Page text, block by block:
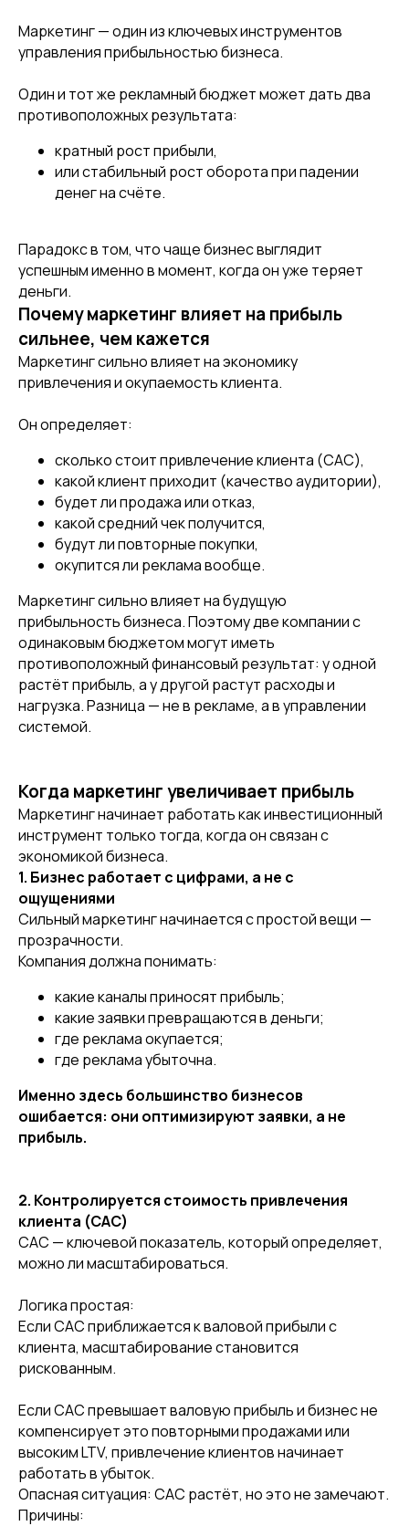
Маркетинг — один из ключевых инструментов
управления прибыльностью бизнеса.
Один и тот же рекламный бюджет может дать два
противоположных результата:
кратный рост прибыли,
или стабильный рост оборота при падении
денег на счёте.
Парадокс в том, что чаще бизнес выглядит
успешным именно в момент, когда он уже теряет
деньги.
Почему маркетинг влияет на прибыль
сильнее, чем кажется
Маркетинг сильно влияет на экономику
привлечения и окупаемость клиента.
Он определяет:
сколько стоит привлечение клиента (CAC),
какой клиент приходит (качество аудитории),
будет ли продажа или отказ,
какой средний чек получится,
будут ли повторные покупки,
окупится ли реклама вообще.
Маркетинг сильно влияет на будущую
прибыльность бизнеса. Поэтому две компании с
одинаковым бюджетом могут иметь
противоположный финансовый результат: у одной
растёт прибыль, а у другой растут расходы и
нагрузка. Разница — не в рекламе, а в управлении
системой.
Когда маркетинг увеличивает прибыль
Маркетинг начинает работать как инвестиционный
инструмент только тогда, когда он связан с
экономикой бизнеса.
1. Бизнес работает с цифрами, а не с
ощущениями
Сильный маркетинг начинается с простой вещи —
прозрачности.
Компания должна понимать:
какие каналы приносят прибыль;
какие заявки превращаются в деньги;
где реклама окупается;
где реклама убыточна.
Именно здесь большинство бизнесов
ошибается: они оптимизируют заявки, а не
прибыль.
2. Контролируется стоимость привлечения
клиента (CAC)
CAC — ключевой показатель, который определяет,
можно ли масштабироваться.
Логика простая:
Если CAC приближается к валовой прибыли с
клиента, масштабирование становится
рискованным.
Если CAC превышает валовую прибыль и бизнес не
компенсирует это повторными продажами или
высоким LTV, привлечение клиентов начинает
работать в убыток.
Опасная ситуация: CAC растёт, но это не замечают.
Причины: